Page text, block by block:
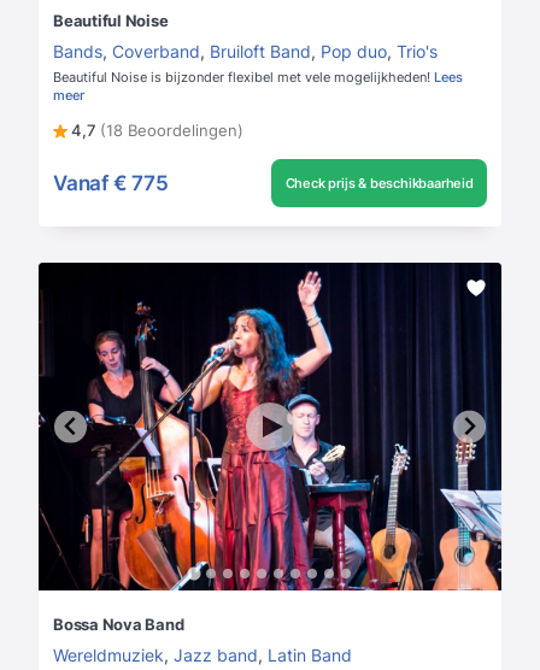
Beautiful Noise
Bands, Coverband, Bruiloft Band, Pop duo, Trio's
Beautiful Noise is bijzonder flexibel met vele mogelijkheden! Lees
meer
4,7 (18 Beoordelingen)
Vanaf € 775 Check prijs & beschikbaarheid
Bossa Nova Band
Wereldmuziek, Jazz band, Latin Band